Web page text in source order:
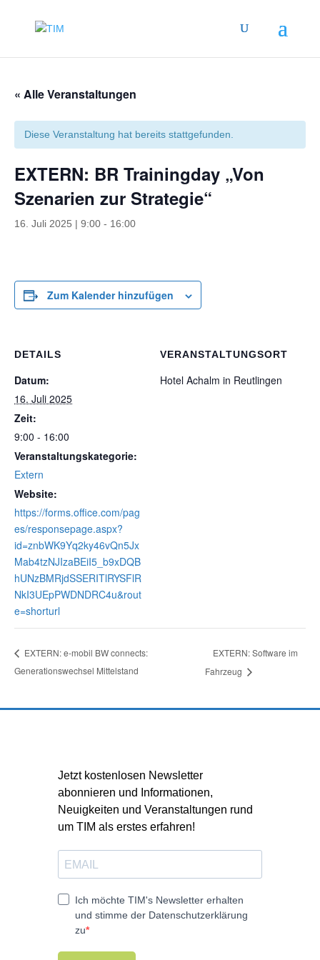
« Alle Veranstaltungen
Diese Veranstaltung hat bereits stattgefunden.
EXTERN: BR Trainingday „Von
Szenarien zur Strategie“
16. Juli 2025 | 9:00 - 16:00
Zum Kalender hinzufügen
DETAILS
Datum:
16. Juli 2025
Zeit:
9:00 - 16:00
Veranstaltungskategorie:
Extern
Website:
https://forms.office.com/pag
es/responsepage.aspx?
id=znbWK9Yq2ky46vQn5Jx
Mab4tzNJIzaBEiI5_b9xDQB
hUNzBMRjdSSERITlRYSFlR
NkI3UEpPWDNDRC4u&rout
e=shorturl
VERANSTALTUNGSORT
Hotel Achalm in Reutlingen
EXTERN: e-mobil BW connects:
Generationswechsel Mittelstand
EXTERN: Software im
Fahrzeug